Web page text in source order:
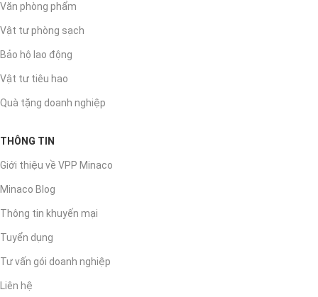
Văn phòng phẩm
Vật tư phòng sạch
Bảo hộ lao động
Vật tư tiêu hao
Quà tặng doanh nghiệp
THÔNG TIN
Giới thiệu về VPP Minaco
Minaco Blog
Thông tin khuyến mại
Tuyển dụng
Tư vấn gói doanh nghiệp
Liên hệ